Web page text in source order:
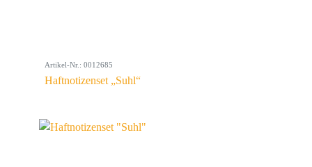
Artikel-Nr.: 0012685
Haftnotizenset „Suhl“